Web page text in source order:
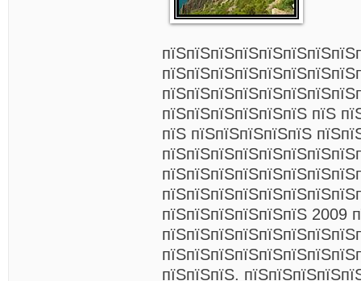
пїЅпїЅпїЅпїЅпїЅпїЅ пїЅ
пїЅ пїЅпїЅпїЅпїЅпїЅ
пїЅпїЅпїЅпїЅпїЅпїЅ 2009
пїЅпїЅпїЅ.